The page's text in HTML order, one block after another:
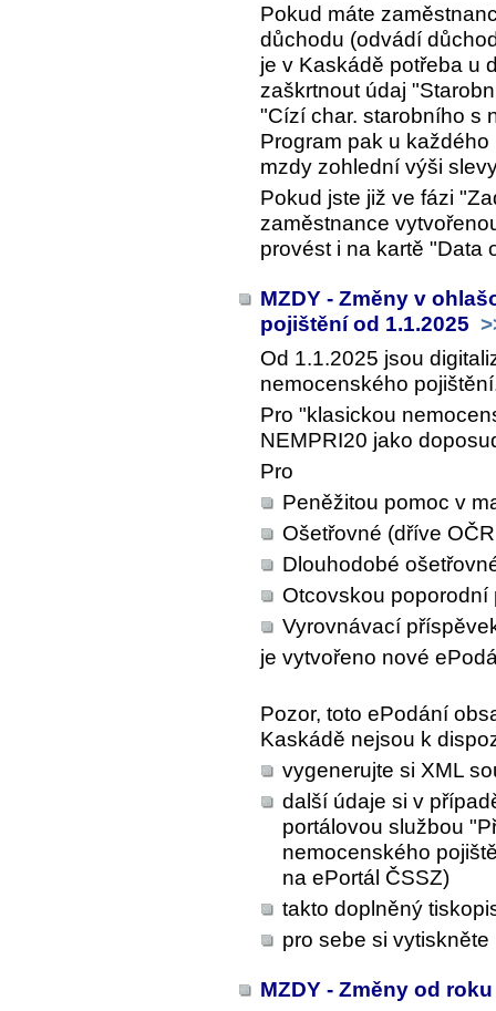
Pokud máte
důchodu (odvádí
je v Kaskádě potřeba u
zaškrtnout údaj
"Cízí char. starobního s
Program pak u
mzdy zohlední výši
Pokud jste již ve fázi
zaměstnance
provést i na kartě "Data
MZDY - Změny v
pojištění od 1.1.2025
Od 1.1.2025 jsou
nemocenského
Pro "klasickou
NEMPRI20 jako
Pro
Peněžitou pomoc v
Ošetřovné (dříve
Dlouhodobé
Otcovskou poporodní
Vyrovnávací
je vytvořeno nové
Pozor, toto ePodání
Kaskádě nejsou k
vygenerujte si XML
další údaje si v
portálovou službou
nemocenského
na ePortál ČSSZ)
takto doplněný
pro sebe si
MZDY - Změny od